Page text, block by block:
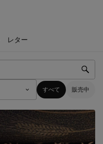
レター
すべて 販売中